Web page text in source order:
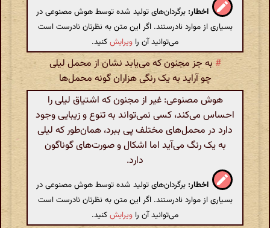
اخطار: برگردان‌های تولید شده توسط هوش مصنوعی در
بسیاری از موارد نادرستند. اگر این متن به نظرتان نادرست است
می‌توانید آن را ویرایشکنید.
# به جز مجنون که می‌یابد نشان از محمل لیلی
چو آراید به یک رنگی هزاران گونه محمل‌ها
هوش مصنوعی: غیر از مجنون که اشتیاق لیلی را
احساس می‌کند، کسی نمی‌تواند به تنوع و زیبایی وجود
دارد در محمل‌های مختلف پی ببرد، همان‌طور که لیلی
به یک رنگ می‌آید اما اشکال و صورت‌های گوناگون
دارد.
اخطار: برگردان‌های تولید شده توسط هوش مصنوعی در
بسیاری از موارد نادرستند. اگر این متن به نظرتان نادرست است
می‌توانید آن را ویرایشکنید.